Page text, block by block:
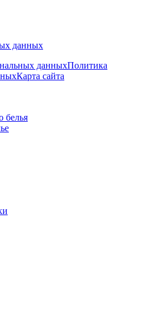
данных
данныхПолитика
Карта сайта
белья